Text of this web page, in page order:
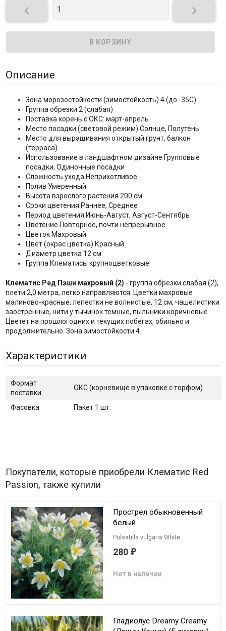
 
Описание
Зона морозостойкости (зимостойкость) 4 (до -35С)
Группа обрезки 2 (слабая)
Поставка корень с ОКС: март-апрель
Место посадки (световой режим) Солнце, Полутень
Место для выращивания открытый грунт, балкон
(терраса)
Использование в ландшафтном дизайне Групповые
посадки, Одиночные посадки
Сложность ухода Неприхотливое
Полив Умеренный
Высота взрослого растения 200 см
Сроки цветения Раннее, Среднее
Период цветения Июнь-Август, Август-Сентябрь
Цветение Повторное, почти непрерывное
Цветок Махровый
Цвет (окрас цветка) Красный
Диаметр цветка 12 см
Группа Клематисы крупноцветковые
Клематис Ред Пэшн махровый (2) - группа обрезки слабая (2),
плети 2,0 метра, легко направляются. Цветки махровые
малиново-красные, лепестки не волнистые, 12 см, чашелистики
заостренные, нити у тычинок темные, пыльники коричневые.
Цветет на прошлогодних и текущих побегах, обильно и
продолжительно. Зона зимостойкости 4.
Характеристики
Формат
поставки
ОКС (корневище в упаковке с торфом)
Фасовка Пакет 1 шт.
Покупатели, которые приобрели Клематис Red
Passion, также купили
Прострел обыкновенный
белый
Pulsatilla vulgaris White
280 ₽
Нет в наличии
Гладиолус Dreamy Creamy